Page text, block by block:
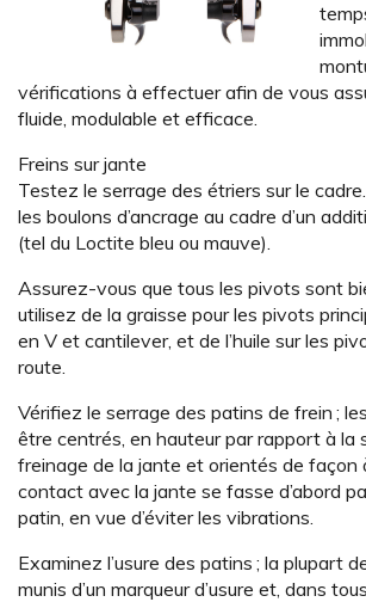
vérifications à effectuer afin de vous
fluide, modulable et efficace.
Freins sur jante
Testez le serrage des étriers sur le
les boulons d’ancrage au cadre d’un
(tel du Loctite bleu ou mauve).
Assurez-vous que tous les pivots sont
utilisez de la graisse pour les pivots
en V et cantilever, et de l’huile sur les
route.
Vérifiez le serrage des patins de frein ;
être centrés, en hauteur par rapport à la
freinage de la jante et orientés de façon
contact avec la jante se fasse d’abord
patin, en vue d’éviter les vibrations.
Examinez l’usure des patins ; la plupart
munis d’un marqueur d’usure et, dans